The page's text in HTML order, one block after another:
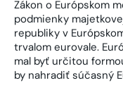
Zákon o Európskom
podmienky
republiky v
trvalom eurovale.
mal byť určitou
by nahradiť súčasný